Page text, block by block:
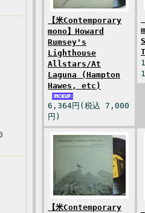
【米Contemporary
mono】Howard
Rumsey's
Lighthouse
Allstars/At
Laguna (Hampton
Hawes, etc)
6,364円(税込 7,000
円)
【米Contemporary